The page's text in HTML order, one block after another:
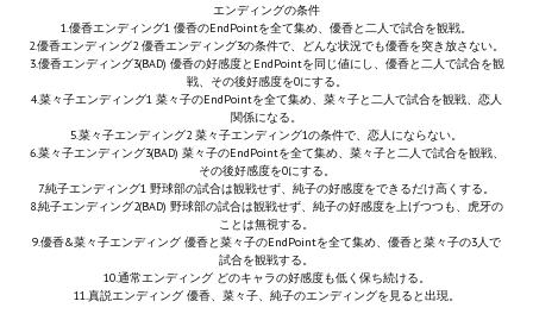
Sea Dogs Remaster Fan Edition
NEKOPARA
Nekopara Vol2 (Rus Version)
Nekopara Vol3 (Rus Version)
エンディングの条件
1.優香エンディング1 優香のEndPointを全て集め、優香と二人で試合を観戦。
2.優香エンディング2 優香エンディング3の条件で、どんな状況でも優香を突き放さない。
3.優香エンディング3(BAD) 優香の好感度とEndPointを同じ値にし、優香と二人で試合を観
戦、その後好感度を0にする。
4.菜々子エンディング1 菜々子のEndPointを全て集め、菜々子と二人で試合を観戦、恋人
関係になる。
5.菜々子エンディング2 菜々子エンディング1の条件で、恋人にならない。
6.菜々子エンディング3(BAD) 菜々子のEndPointを全て集め、菜々子と二人で試合を観戦、
その後好感度を0にする。
7.純子エンディング1 野球部の試合は観戦せず、純子の好感度をできるだけ高くする。
8.純子エンディング2(BAD) 野球部の試合は観戦せず、純子の好感度を上げつつも、虎牙の
ことは無視する。
9.優香&菜々子エンディング 優香と菜々子のEndPointを全て集め、優香と菜々子の3人で
試合を観戦する。
10.通常エンディング どのキャラの好感度も低く保ち続ける。
11.真説エンディング 優香、菜々子、純子のエンディングを見ると出現。